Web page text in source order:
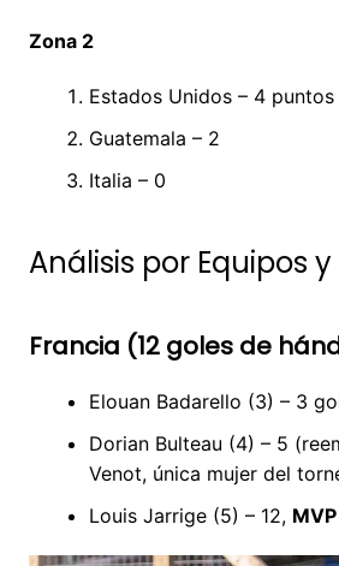
Zona 2
Estados Unidos – 4 puntos
Guatemala – 2
Italia – 0
Análisis por Equipos
Francia (12 goles de
Elouan Badarello (3) – 3
Dorian Bulteau (4) – 5
Venot, única mujer del
Louis Jarrige (5) – 12,